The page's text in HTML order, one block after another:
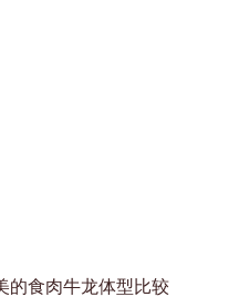
的食肉牛龙体型比较